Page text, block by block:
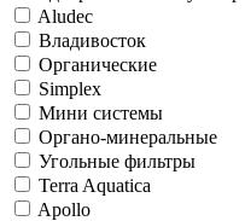
Aludec
Владивосток
Органические
Simplex
Мини системы
Органо-минеральные
Угольные фильтры
Terra Aquatica
Apollo